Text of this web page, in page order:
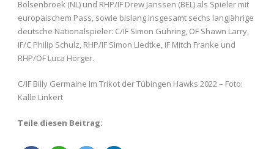
Bolsenbroek (NL) und RHP/IF Drew Janssen (BEL) als Spieler mit
europäischem Pass, sowie bislang insgesamt sechs langjährige
deutsche Nationalspieler: C/IF Simon Gühring, OF Shawn Larry,
IF/C Philip Schulz, RHP/IF Simon Liedtke, IF Mitch Franke und
RHP/OF Luca Hörger.
C/IF Billy Germaine im Trikot der Tübingen Hawks 2022 – Foto:
Kalle Linkert
Teile diesen Beitrag: